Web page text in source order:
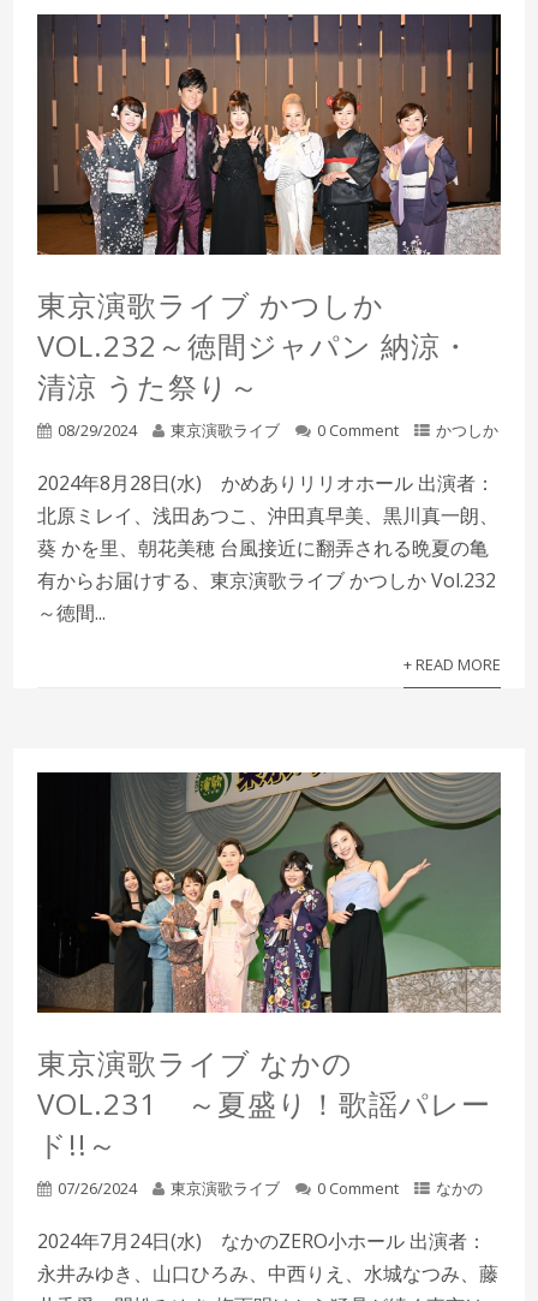
東京演歌ライブ かつしか
VOL.232～徳間ジャパン 納涼・
清涼 うた祭り～
08/29/2024 東京演歌ライブ 0 Comment かつしか
2024年8月28日(水) かめありリリオホール 出演者：
北原ミレイ、浅田あつこ、沖田真早美、黒川真一朗、
葵 かを里、朝花美穂 台風接近に翻弄される晩夏の亀
有からお届けする、東京演歌ライブ かつしか Vol.232
～徳間...
+ READ MORE
東京演歌ライブ なかの
VOL.231 ～夏盛り！歌謡パレー
ド!!～
07/26/2024 東京演歌ライブ 0 Comment なかの
2024年7月24日(水) なかのZERO小ホール 出演者：
永井みゆき、山口ひろみ、中西りえ、水城なつみ、藤